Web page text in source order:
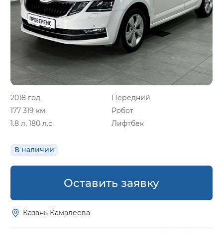
2018 год
Передний
177 319 км.
Робот
1.8 л, 180 л.с.
Лифтбек
В наличии
Оставить заявку
Казань Камалеева